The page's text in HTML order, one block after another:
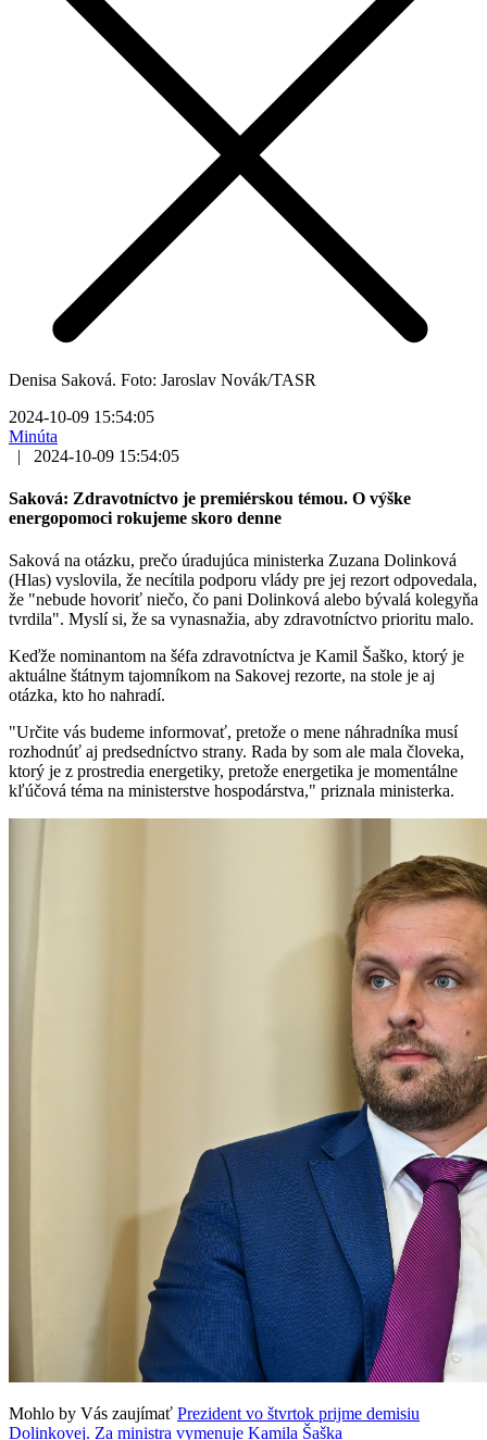
Denisa Saková. Foto: Jaroslav Novák/TASR
2024-10-09 15:54:05
Minúta
|
2024-10-09 15:54:05
Saková: Zdravotníctvo je premiérskou témou. O výške
energopomoci rokujeme skoro denne
Saková na otázku, prečo úradujúca ministerka Zuzana Dolinková
(Hlas) vyslovila, že necítila podporu vlády pre jej rezort odpovedala,
že "nebude hovoriť niečo, čo pani Dolinková alebo bývalá kolegyňa
tvrdila". Myslí si, že sa vynasnažia, aby zdravotníctvo prioritu malo.
Keďže nominantom na šéfa zdravotníctva je Kamil Šaško, ktorý je
aktuálne štátnym tajomníkom na Sakovej rezorte, na stole je aj
otázka, kto ho nahradí.
"Určite vás budeme informovať, pretože o mene náhradníka musí
rozhodnúť aj predsedníctvo strany. Rada by som ale mala človeka,
ktorý je z prostredia energetiky, pretože energetika je momentálne
kľúčová téma na ministerstve hospodárstva," priznala ministerka.
Mohlo by Vás zaujímať Prezident vo štvrtok prijme demisiu
Dolinkovej. Za ministra vymenuje Kamila Šaška